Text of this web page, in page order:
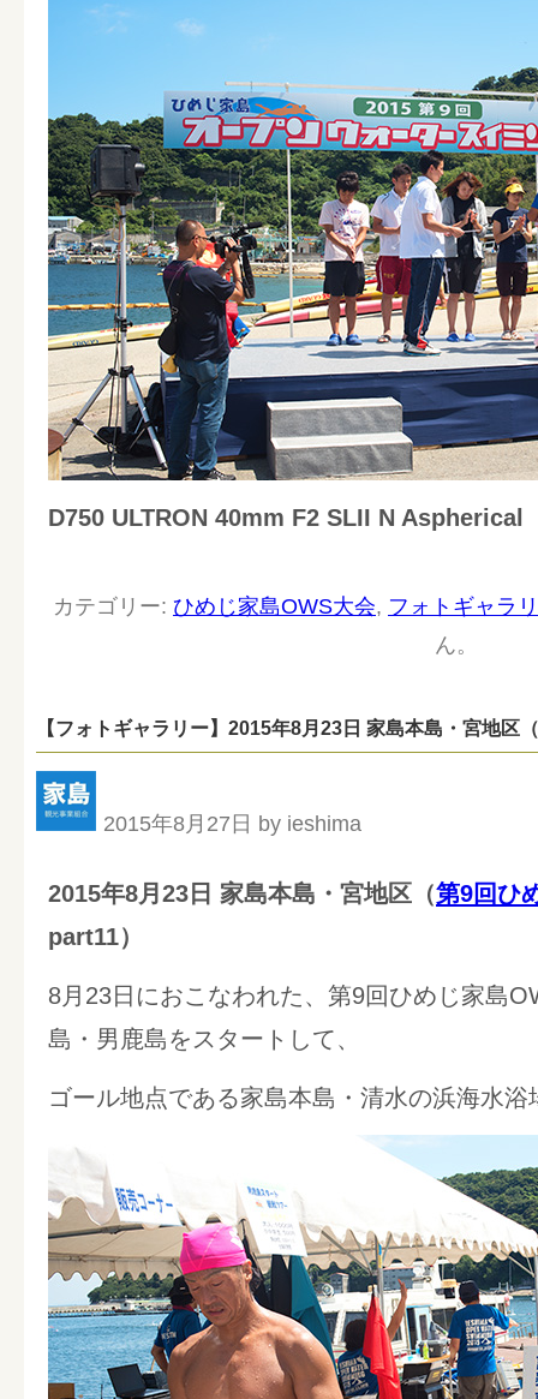
D750 ULTRON 40mm F2 SLII N Aspherical
カテゴリー: ひめじ家島OWS大会, フォトギャラ
ん。
【フォトギャラリー】2015年8月23日 家島本島・宮地区
2015年8月27日 by ieshima
2015年8月23日 家島本島・宮地区（第9回ひ
part11）
8月23日におこなわれた、第9回ひめじ家島
島・男鹿島をスタートして、
ゴール地点である家島本島・清水の浜海水浴